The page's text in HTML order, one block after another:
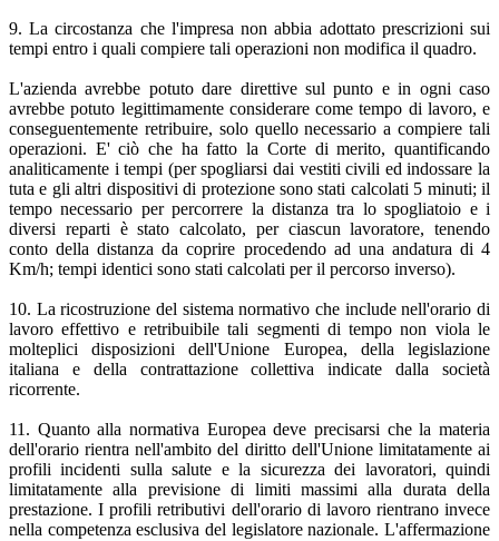
9. La circostanza che l'impresa non abbia adottato prescrizioni sui
tempi entro i quali compiere tali operazioni non modifica il quadro.
L'azienda avrebbe potuto dare direttive sul punto e in ogni caso
avrebbe potuto legittimamente considerare come tempo di lavoro, e
conseguentemente retribuire, solo quello necessario a compiere tali
operazioni. E' ciò che ha fatto la Corte di merito, quantificando
analiticamente i tempi (per spogliarsi dai vestiti civili ed indossare la
tuta e gli altri dispositivi di protezione sono stati calcolati 5 minuti; il
tempo necessario per percorrere la distanza tra lo spogliatoio e i
diversi reparti è stato calcolato, per ciascun lavoratore, tenendo
conto della distanza da coprire procedendo ad una andatura di 4
Km/h; tempi identici sono stati calcolati per il percorso inverso).
10. La ricostruzione del sistema normativo che include nell'orario di
lavoro effettivo e retribuibile tali segmenti di tempo non viola le
molteplici disposizioni dell'Unione Europea, della legislazione
italiana e della contrattazione collettiva indicate dalla società
ricorrente.
11. Quanto alla normativa Europea deve precisarsi che la materia
dell'orario rientra nell'ambito del diritto dell'Unione limitatamente ai
profili incidenti sulla salute e la sicurezza dei lavoratori, quindi
limitatamente alla previsione di limiti massimi alla durata della
prestazione. I profili retributivi dell'orario di lavoro rientrano invece
nella competenza esclusiva del legislatore nazionale. L'affermazione